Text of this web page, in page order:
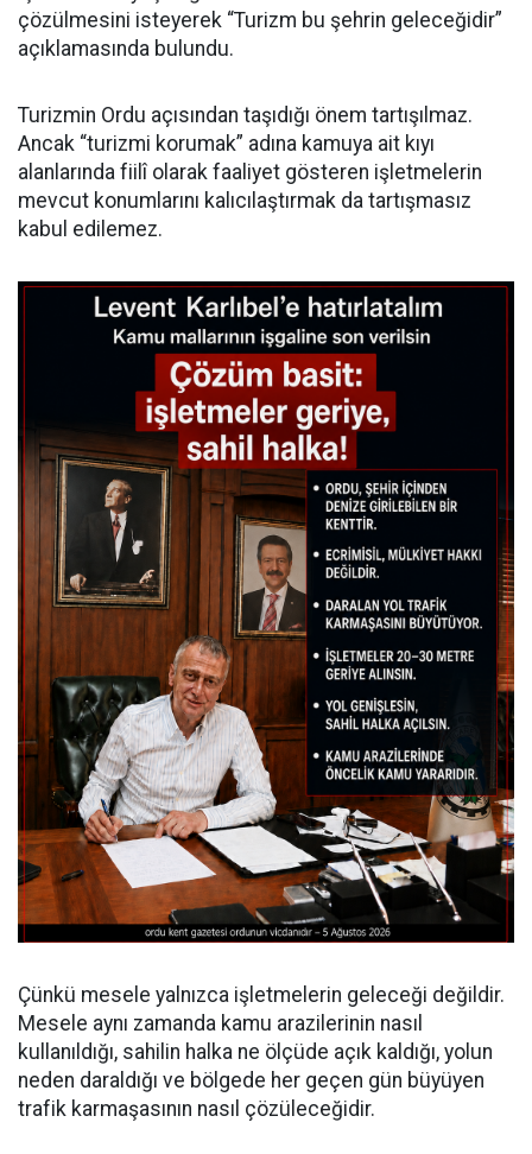
çözülmesini isteyerek “Turizm bu şehrin geleceğidir”
açıklamasında bulundu.
Turizmin Ordu açısından taşıdığı önem tartışılmaz.
Ancak “turizmi korumak” adına kamuya ait kıyı
alanlarında fiilî olarak faaliyet gösteren işletmelerin
mevcut konumlarını kalıcılaştırmak da tartışmasız
kabul edilemez.
Çünkü mesele yalnızca işletmelerin geleceği değildir.
Mesele aynı zamanda kamu arazilerinin nasıl
kullanıldığı, sahilin halka ne ölçüde açık kaldığı, yolun
neden daraldığı ve bölgede her geçen gün büyüyen
trafik karmaşasının nasıl çözüleceğidir.